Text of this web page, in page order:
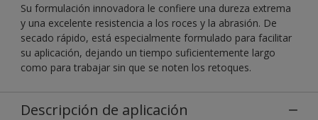
Su formulación innovadora le confiere una dureza extrema
y una excelente resistencia a los roces y la abrasión. De
secado rápido, está especialmente formulado para facilitar
su aplicación, dejando un tiempo suficientemente largo
como para trabajar sin que se noten los retoques.
Descripción de aplicación